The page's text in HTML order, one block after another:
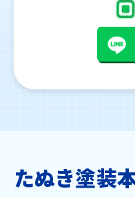
たぬき塗装